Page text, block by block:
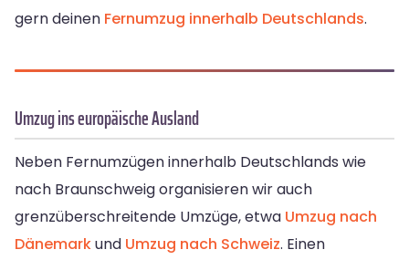
gern deinen Fernumzug innerhalb Deutschlands.
Umzug ins europäische Ausland
Neben Fernumzügen innerhalb Deutschlands wie
nach Braunschweig organisieren wir auch
grenzüberschreitende Umzüge, etwa Umzug nach
Dänemarkund Umzug nach Schweiz. Einen